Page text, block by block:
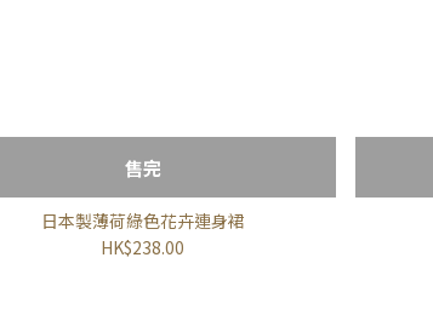
售完
日本製薄荷綠色花卉連身裙
HK$238.00